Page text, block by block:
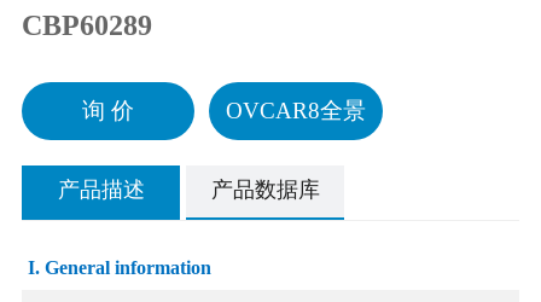
CBP60289
询 价 OVCAR8全景
产品描述 产品数据库
I. General information